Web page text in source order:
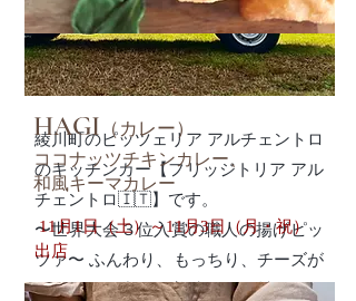
綾川町のピッツェリア アルチェントロ
のキッチンカー【フリッジトリア アル
チェントロ🇮🇹】です。
〜世界大会３位入賞の職人の揚げピッ
ツァ〜 ふんわり、もっちり、チーズが
とろーり♡中には美味しい具材がたー
HAGI（カレー）
ココナッツチキンカレー、
和風キーマカレー
11月1日（土）～11月3日（月・祝）
出店